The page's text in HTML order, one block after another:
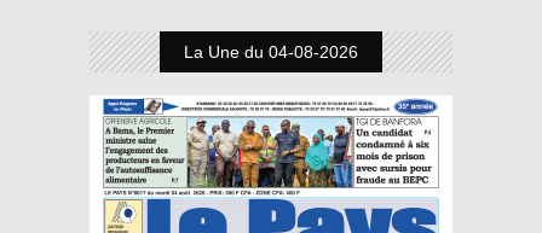
La Une du 04-08-2026